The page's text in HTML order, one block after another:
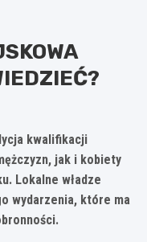
kwalifikacji
jak i kobiety
Lokalne władze
wydarzenia, które ma